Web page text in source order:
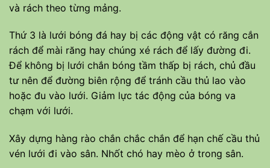
và rách theo từng mảng.
Thứ 3 là lưới bóng đá hay bị các động vật có răng cắn
rách để mài răng hay chúng xé rách để lấy đường đi.
Để không bị lưới chắn bóng tầm thấp bị rách, chủ đầu
tư nên để đường biên rộng để tránh cầu thủ lao vào
hoặc đu vào lưới. Giảm lực tác động của bóng va
chạm với lưới.
Xây dựng hàng rào chắn chắc chắn để hạn chế cầu thủ
vén lưới đi vào sân. Nhốt chó hay mèo ở trong sân.